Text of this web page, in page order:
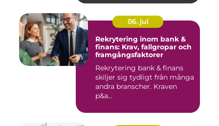
06. jul
Rekrytering inom bank &
finans: Krav, fallgropar och
framgångsfaktorer
Rekrytering bank & finans
skiljer sig tydligt från många
andra branscher. Kraven
p&a...